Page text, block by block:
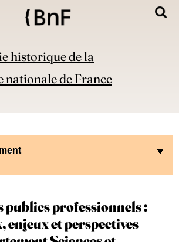
historique de la
nationale de France
publics professionnels :
enjeux et perspectives